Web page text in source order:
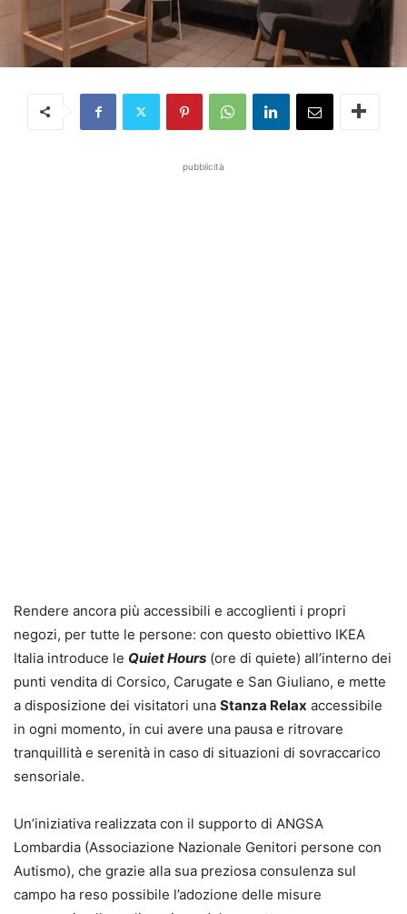
pubblicità
Rendere ancora più accessibili e accoglienti i propri
negozi, per tutte le persone: con questo obiettivo IKEA
Italia introduce le Quiet Hours (ore di quiete) all’interno dei
punti vendita di Corsico, Carugate e San Giuliano, e mette
a disposizione dei visitatori una Stanza Relax accessibile
in ogni momento, in cui avere una pausa e ritrovare
tranquillità e serenità in caso di situazioni di sovraccarico
sensoriale.
Un’iniziativa realizzata con il supporto di ANGSA
Lombardia (Associazione Nazionale Genitori persone con
Autismo), che grazie alla sua preziosa consulenza sul
campo ha reso possibile l’adozione delle misure